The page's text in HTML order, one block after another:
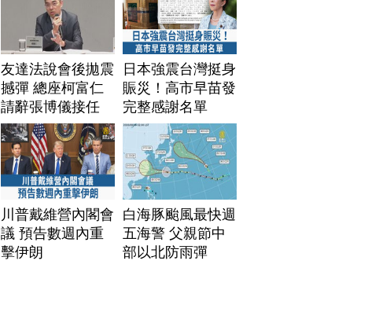
友達法說會後拋震
撼彈 總座柯富仁
請辭張博儀接任
日本強震台灣挺身
賑災！高市早苗發
完整感謝名單
川普戴維營內閣會
議 預告數週內重
擊伊朗
白海豚颱風最快週
五海警 父親節中
部以北防雨彈